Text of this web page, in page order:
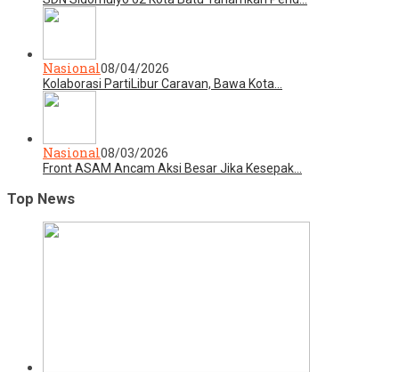
Nasional08/04/2026
Kolaborasi PartiLibur Caravan, Bawa Kota…
Nasional08/03/2026
Front ASAM Ancam Aksi Besar Jika Kesepak…
Top News